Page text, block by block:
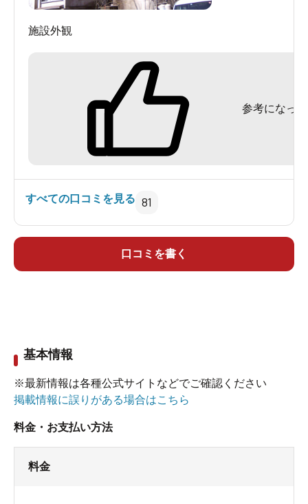
施設外観
参考になった
すべての口コミを見る 81
口コミを書く
基本情報
※最新情報は各種公式サイトなどでご確認ください
掲載情報に誤りがある場合はこちら
料金・お支払い方法
料金